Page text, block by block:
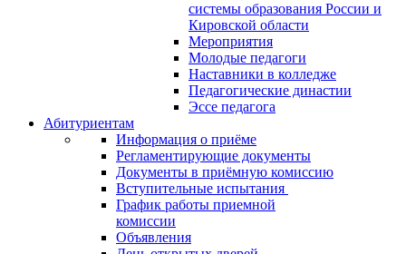
системы образования России и
Кировской области
Мероприятия
Молодые педагоги
Наставники в колледже
Педагогические династии
Эссе педагога
Абитуриентам
Информация о приёме
Регламентирующие документы
Документы в приёмную комиссию
Вступительные испытания
График работы приемной
комиссии
Объявления